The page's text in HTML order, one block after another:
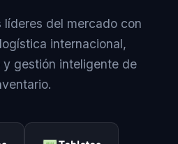
líderes del mercado con
internacional,
y gestión inteligente de